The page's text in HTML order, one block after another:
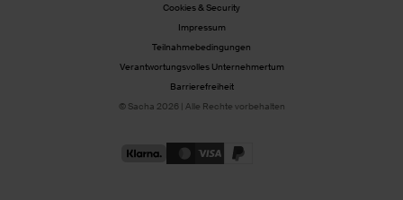
Cookies & Security
Impressum
Teilnahmebedingungen
Verantwortungsvolles Unternehmertum
Barrierefreiheit
© Sacha 2026 | Alle Rechte vorbehalten